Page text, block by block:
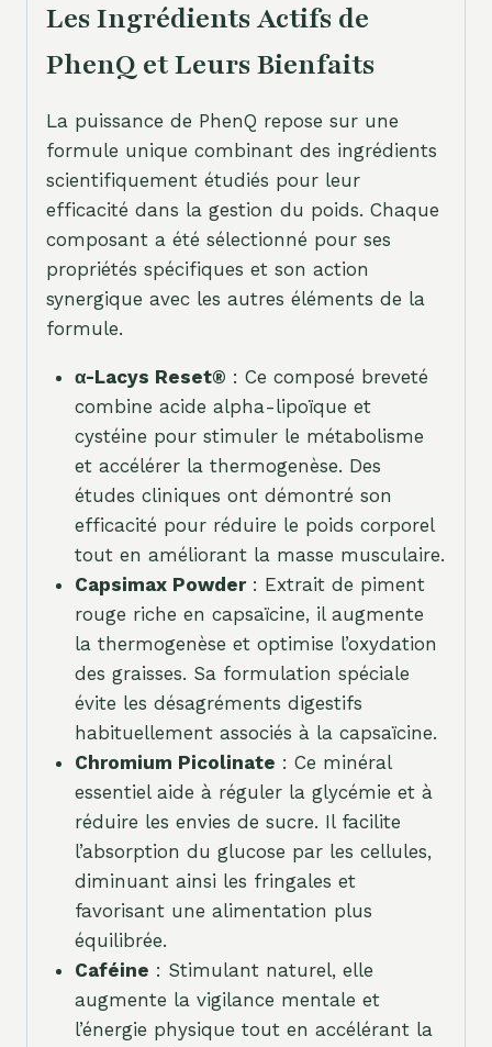
Les Ingrédients Actifs de
PhenQ et Leurs Bienfaits
La puissance de PhenQ repose sur une
formule unique combinant des ingrédients
scientifiquement étudiés pour leur
efficacité dans la gestion du poids. Chaque
composant a été sélectionné pour ses
propriétés spécifiques et son action
synergique avec les autres éléments de la
formule.
α-Lacys Reset® : Ce composé breveté
combine acide alpha-lipoïque et
cystéine pour stimuler le métabolisme
et accélérer la thermogenèse. Des
études cliniques ont démontré son
efficacité pour réduire le poids corporel
tout en améliorant la masse musculaire.
Capsimax Powder: Extrait de piment
rouge riche en capsaïcine, il augmente
la thermogenèse et optimise l’oxydation
des graisses. Sa formulation spéciale
évite les désagréments digestifs
habituellement associés à la capsaïcine.
Chromium Picolinate : Ce minéral
essentiel aide à réguler la glycémie et à
réduire les envies de sucre. Il facilite
l’absorption du glucose par les cellules,
diminuant ainsi les fringales et
favorisant une alimentation plus
équilibrée.
Caféine : Stimulant naturel, elle
augmente la vigilance mentale et
l’énergie physique tout en accélérant la